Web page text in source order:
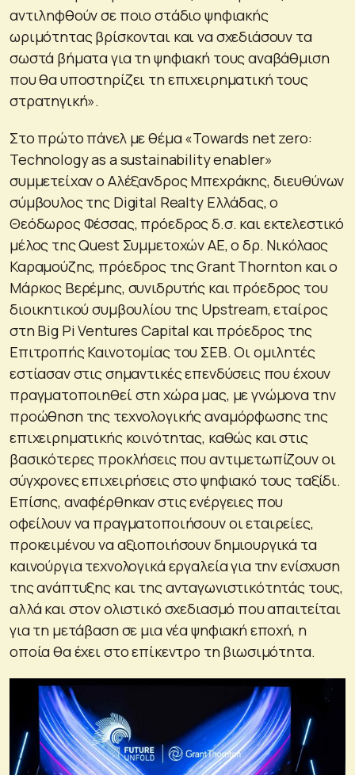
αντιληφθούν σε ποιο στάδιο ψηφιακής
ωριμότητας βρίσκονται και να σχεδιάσουν τα
σωστά βήματα για τη ψηφιακή τους αναβάθμιση
που θα υποστηρίζει τη επιχειρηματική τους
στρατηγική».
Στο πρώτο πάνελ με θέμα «Towards net zero:
Technology as a sustainability enabler»
συμμετείχαν ο Αλέξανδρος Μπεχράκης, διευθύνων
σύμβουλος της Digital Realty Ελλάδας, o
Θεόδωρος Φέσσας, πρόεδρος δ.σ. και εκτελεστικό
μέλος της Quest Συμμετοχών ΑΕ, o δρ. Νικόλαος
Καραμούζης, πρόεδρος της Grant Thornton και ο
Μάρκος Βερέμης, συνιδρυτής και πρόεδρος του
διοικητικού συμβουλίου της Upstream, εταίρος
στη Big Pi Ventures Capital και πρόεδρος της
Επιτροπής Καινοτομίας του ΣΕΒ. Οι ομιλητές
εστίασαν στις σημαντικές επενδύσεις που έχουν
πραγματοποιηθεί στη χώρα μας, με γνώμονα την
προώθηση της τεχνολογικής αναμόρφωσης της
επιχειρηματικής κοινότητας, καθώς και στις
βασικότερες προκλήσεις που αντιμετωπίζουν οι
σύγχρονες επιχειρήσεις στο ψηφιακό τους ταξίδι.
Επίσης, αναφέρθηκαν στις ενέργειες που
οφείλουν να πραγματοποιήσουν οι εταιρείες,
προκειμένου να αξιοποιήσουν δημιουργικά τα
καινούργια τεχνολογικά εργαλεία για την ενίσχυση
της ανάπτυξης και της ανταγωνιστικότητάς τους,
αλλά και στον ολιστικό σχεδιασμό που απαιτείται
για τη μετάβαση σε μια νέα ψηφιακή εποχή, η
οποία θα έχει στο επίκεντρο τη βιωσιμότητα.